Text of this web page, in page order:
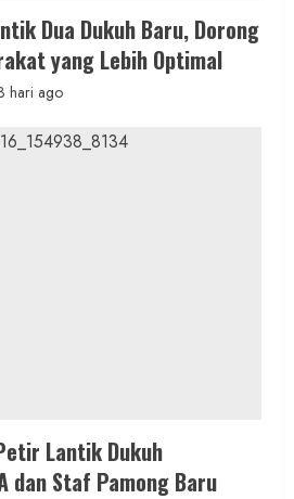
Dua Dukuh Baru, Dorong
yang Lebih Optimal
hari ago
Lantik Dukuh
dan Staf Pamong Baru